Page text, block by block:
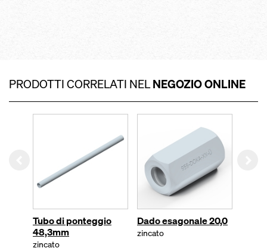
PRODOTTI CORRELATI NELNEGOZIO ONLINE
Tubo di ponteggio
48,3mm
zincato
Dado esagonale 20,0
zincato